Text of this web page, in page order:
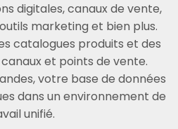
digitales, canaux de vente,
marketing et bien plus.
catalogues produits et des
et points de vente.
votre base de données
dans un environnement de
unifié.